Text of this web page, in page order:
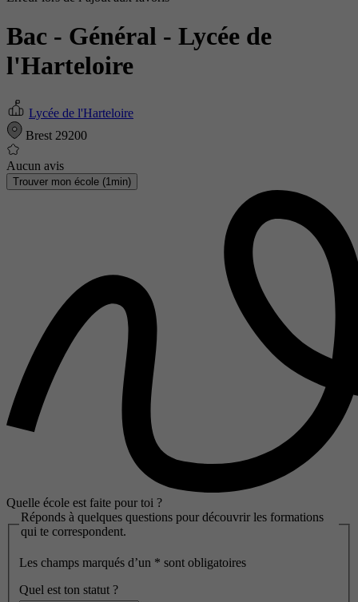
Bac - Général - Lycée de
l'Harteloire
Lycée de l'Harteloire
Brest 29200
Aucun avis
Trouver mon école (1min)
Quelle école est faite pour toi ?
Réponds à quelques questions pour découvrir les formations
qui te correspondent.
Les champs marqués d’un * sont obligatoires
Quel est ton statut ?